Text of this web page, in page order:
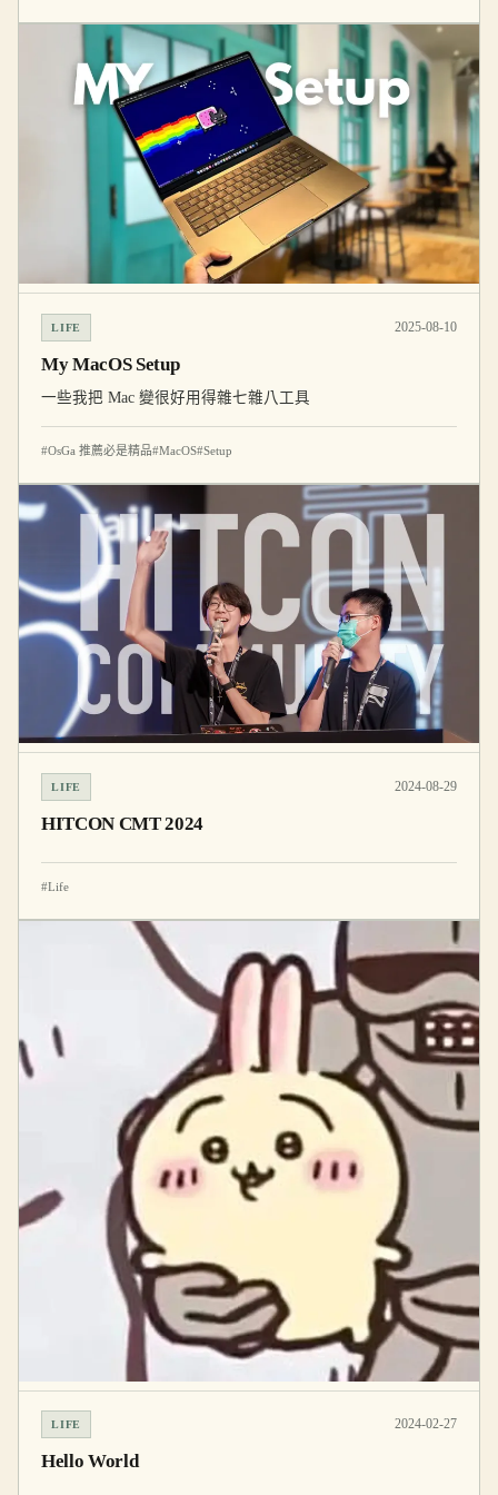
LIFE 2025-08-10
My MacOS Setup
一些我把 Mac 變很好用得雜七雜八工具
#OsGa 推薦必是精品#MacOS#Setup
LIFE 2024-08-29
HITCON CMT 2024
#Life
LIFE 2024-02-27
Hello World